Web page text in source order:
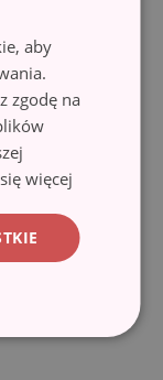
są z włókna
Dodatkowo
się
Wycieraczka
tym drewnianej i
jest gładka,
są z
są przy użyciu
kolory oraz
aby
zgodę na
więcej